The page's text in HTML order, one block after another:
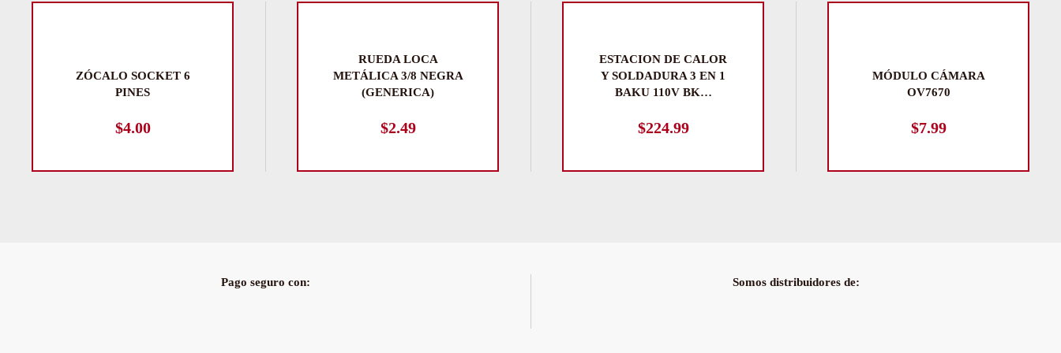
ZÓCALO SOCKET 6
PINES
$4.00
RUEDA LOCA
METÁLICA 3/8 NEGRA
(GENERICA)
$2.49
ESTACION DE CALOR
Y SOLDADURA 3 EN 1
BAKU 110V BK…
$224.99
MÓDULO CÁMARA
OV7670
$7.99
Pago seguro con: Somos distribuidores de: